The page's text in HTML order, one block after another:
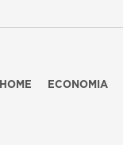
HOME ECONOMIA